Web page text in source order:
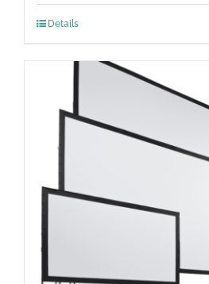
Details